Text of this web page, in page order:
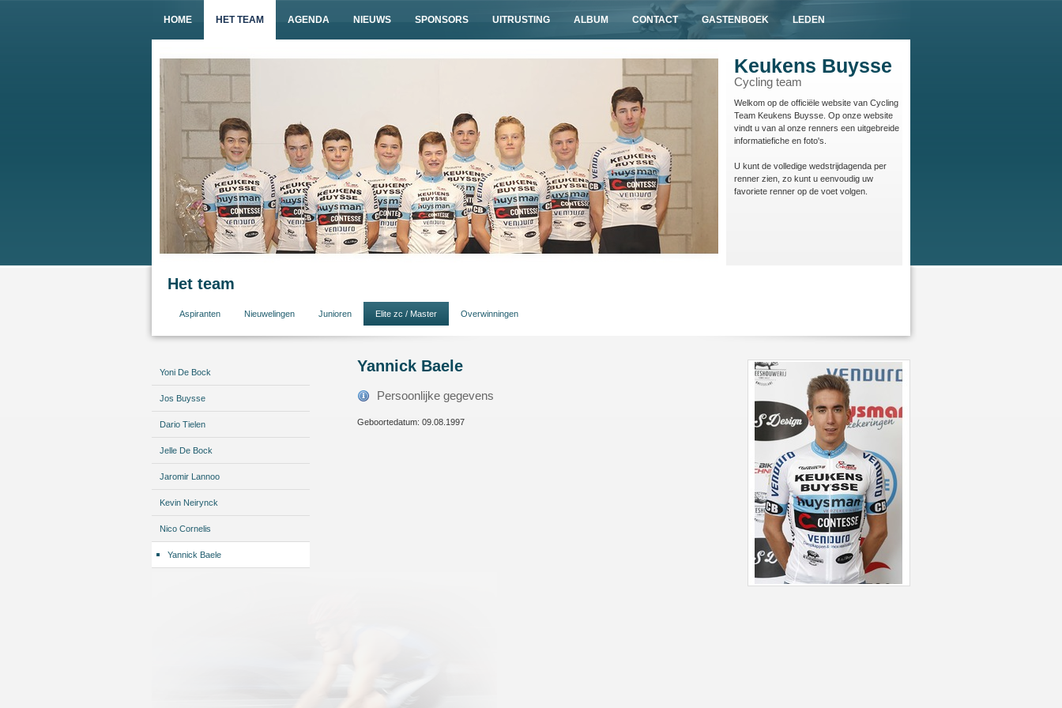
HOME HET TEAM AGENDA NIEUWS SPONSORS UITRUSTING ALBUM CONTACT GASTENBOEK LEDEN
Keukens Buysse
Cycling team
Welkom op de officiële website van Cycling
Team Keukens Buysse. Op onze website
vindt u van al onze renners een uitgebreide
informatiefiche en foto's.
U kunt de volledige wedstrijdagenda per
renner zien, zo kunt u eenvoudig uw
favoriete renner op de voet volgen.
Het team
Aspiranten Nieuwelingen Junioren Elite zc / Master Overwinningen
Yoni De Bock
Jos Buysse
Dario Tielen
Jelle De Bock
Jaromir Lannoo
Kevin Neirynck
Nico Cornelis
Yannick Baele
Yannick Baele
Persoonlijke gegevens
Geboortedatum: 09.08.1997